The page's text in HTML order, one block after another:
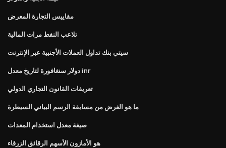
مقاييس التجارة المعرض
تلاعب النفط مرات المالية
سيتي بنك تداول العملات الأجنبية عبر الإنترنت
دولار سنغافورة لتاريخ معدل inr
تعريفات القانون التجاري الدولي
ما هو الغرض من مسابقة الرسم البياني السيطرة
صيغة معدل استخدام المعدات
هو الأمازون الأسهم الرقائق الزرقاء